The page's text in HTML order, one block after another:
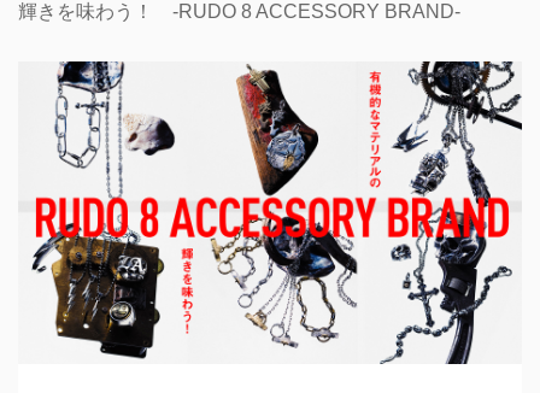
v
i
g
輝きを味わう！ -RUDO 8 ACCESSORY BRAND-